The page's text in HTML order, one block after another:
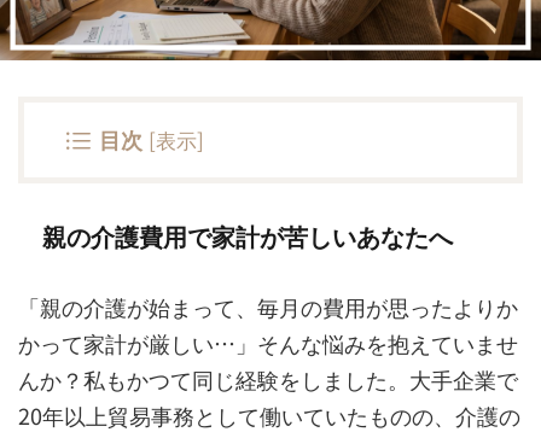
目次 [表示]
親の介護費用で家計が苦しいあなたへ
「親の介護が始まって、毎月の費用が思ったよりか
かって家計が厳しい…」そんな悩みを抱えていませ
んか？私もかつて同じ経験をしました。大手企業で
20年以上貿易事務として働いていたものの、介護の